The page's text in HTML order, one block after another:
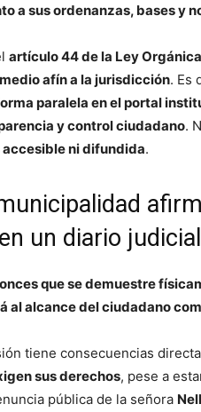
a sus ordenanzas, bases y
artículo 44 de la Ley
medio afín a la jurisdicción. Es
paralela en el portal
y control ciudadano.
accesible ni difundida.
un diario
que se demuestre
al alcance del ciudadano
tiene consecuencias
sus derechos, pese a
pública de la señora